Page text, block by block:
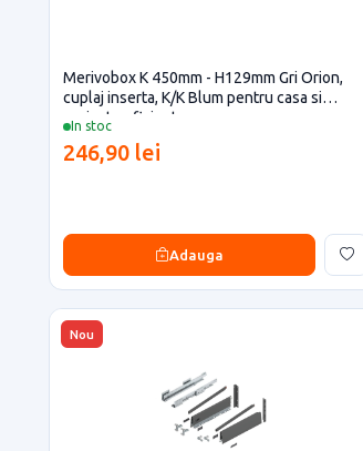
In stoc
Merivobox K 450mm - H129mm Gri Orion,
cuplaj inserta, K/K Blum pentru casa si
proiecte eficiente
246,90 lei
Adauga
Nou